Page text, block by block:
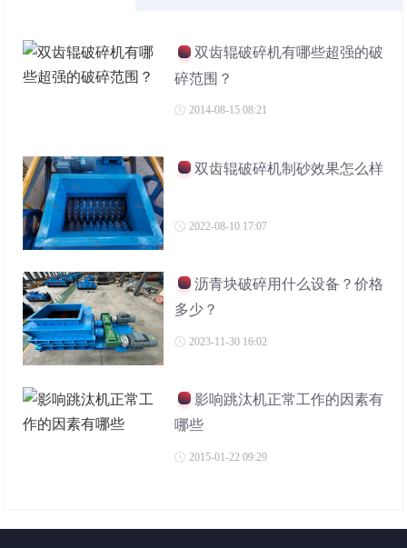
双齿辊破碎机有哪些超强的破
碎范围？
2014-08-15 08:21
双齿辊破碎机制砂效果怎么样
2022-08-10 17:07
沥青块破碎用什么设备？价格
多少？
2023-11-30 16:02
影响跳汰机正常工作的因素有
哪些
2015-01-22 09:29